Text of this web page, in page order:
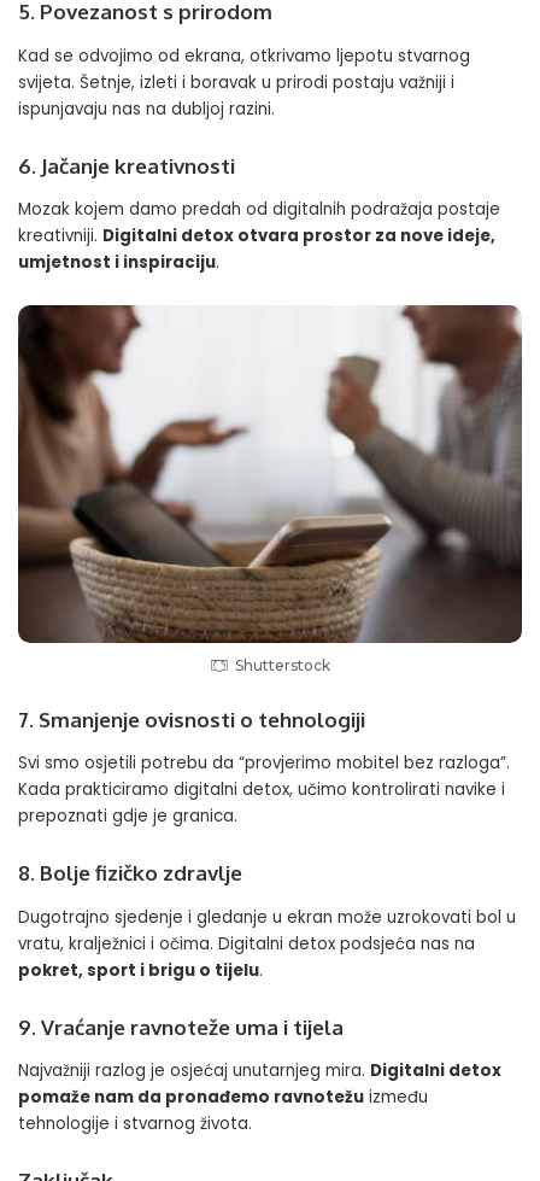
5. Povezanost s prirodom
Kad se odvojimo od ekrana, otkrivamo ljepotu stvarnog
svijeta. Šetnje, izleti i boravak u prirodi postaju važniji i
ispunjavaju nas na dubljoj razini.
6. Jačanje kreativnosti
Mozak kojem damo predah od digitalnih podražaja postaje
kreativniji. Digitalni detox otvara prostor za nove ideje,
umjetnost i inspiraciju.
Shutterstock
7. Smanjenje ovisnosti o tehnologiji
Svi smo osjetili potrebu da “provjerimo mobitel bez razloga”.
Kada prakticiramo digitalni detox, učimo kontrolirati navike i
prepoznati gdje je granica.
8. Bolje fizičko zdravlje
Dugotrajno sjedenje i gledanje u ekran može uzrokovati bol u
vratu, kralježnici i očima. Digitalni detox podsjeća nas na
pokret, sport i brigu o tijelu.
9. Vraćanje ravnoteže uma i tijela
Najvažniji razlog je osjećaj unutarnjeg mira. Digitalni detox
pomaže nam da pronađemo ravnotežu između
tehnologije i stvarnog života.